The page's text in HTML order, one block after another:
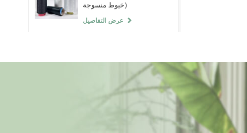
خيوط منسوجة)
عرض التفاصيل
عارية